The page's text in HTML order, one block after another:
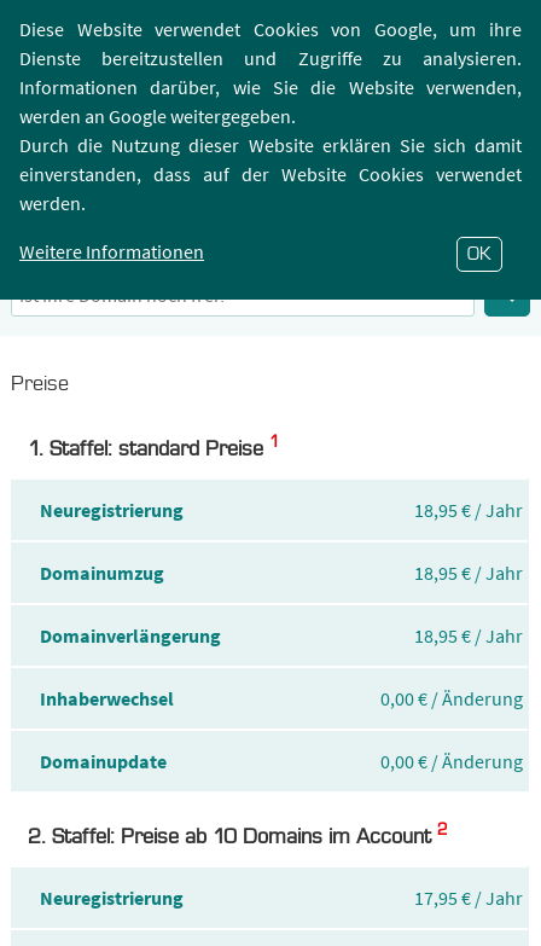
Diese Website verwendet Cookies von Google, um ihre
Dienste bereitzustellen und Zugriffe zu analysieren.
Informationen darüber, wie Sie die Website verwenden,
werden an Google weitergegeben.
Durch die Nutzung dieser Website erklären Sie sich damit
einverstanden, dass auf der Website Cookies verwendet
werden.
Weitere Informationen
OK
.KOELN-Domain
Preise
1. Staffel: standard Preise 1
Neuregistrierung 18,95 € / Jahr
Domainumzug 18,95 € / Jahr
Domainverlängerung 18,95 € / Jahr
Inhaberwechsel 0,00 € / Änderung
Domainupdate 0,00 € / Änderung
2. Staffel: Preise ab 10 Domains im Account 2
Neuregistrierung 17,95 € / Jahr